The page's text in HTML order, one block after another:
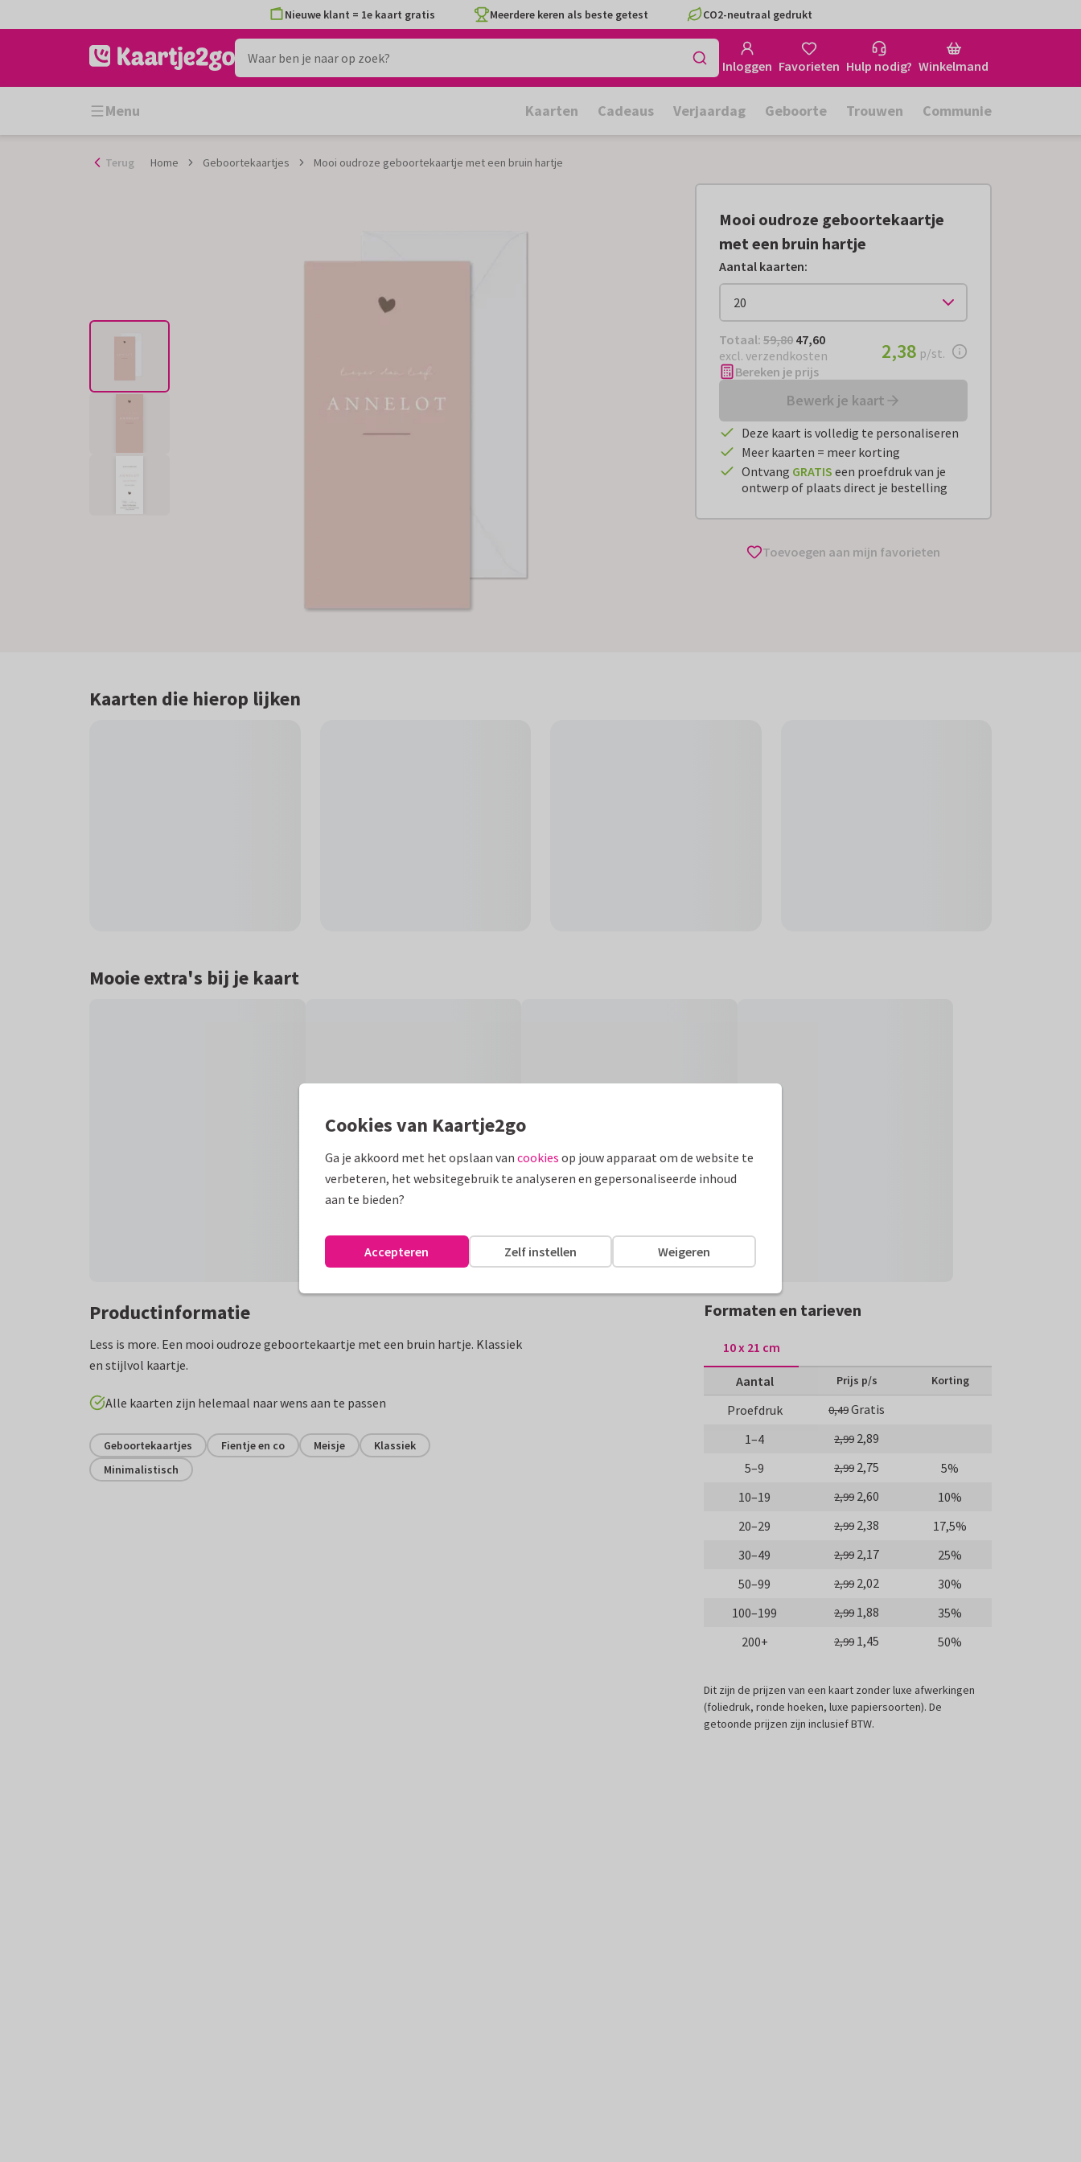
naar
Nieuwe klant = 1e kaart gratis Meerdere keren als beste getest CO2-neutraal gedrukt
Inloggen Favorieten Hulp nodig? Winkelmand
Menu Kaarten Cadeaus Verjaardag Geboorte Trouwen Communie
Terug Home Geboortekaartjes Mooi oudroze geboortekaartje met een bruin hartje
Mooi oudroze geboortekaartje
met een bruin hartje
Aantal kaarten:
Totaal: € 47,60
Totaal: 59,80 47,60
excl. verzendkosten
€ 2,38per stuk
2,38 p/st.
Bereken je prijs
Bewerk je kaart
Deze kaart is volledig te personaliseren
Meer kaarten = meer korting
Ontvang GRATIS een proefdruk van je
ontwerp of plaats direct je bestelling
Toevoegen aan mijn favorieten
Kaarten die hierop lijken
Mooie extra's bij je kaart
Productinformatie
Less is more. Een mooi oudroze geboortekaartje met een bruin hartje. Klassiek
en stijlvol kaartje.
Alle kaarten zijn helemaal naar wens aan te passen
Geboortekaartjes Fientje en co Meisje
Klassiek
Minimalistisch
Formaten en tarieven
10 x 21 cm
Aantal Prijs p/s Korting
Proefdruk 0,49Gratis
1–4
2,99 2,89
5–9
2,99 2,75
5%
10–19
2,99 2,60
10%
20–29
2,99 2,38
17,5%
30–49
2,99 2,17
25%
50–99
2,99 2,02
30%
100–199
2,99 1,88
35%
200+
2,99 1,45 50%
Dit zijn de prijzen van een kaart zonder luxe afwerkingen
(foliedruk, ronde hoeken, luxe papiersoorten). De
getoonde prijzen zijn inclusief BTW.
Cookies van Kaartje2go
Ga je akkoord met het opslaan van cookies op jouw apparaat om de website te
verbeteren, het websitegebruik te analyseren en gepersonaliseerde inhoud
aan te bieden?
Weigeren
Zelf instellen
Accepteren